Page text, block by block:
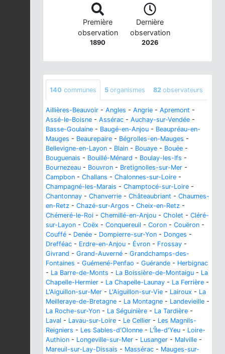
Première
observation
1890
Dernière
observation
2026
140 communes 5 organismes 82 observateurs
Aillières-Beauvoir - Angles - Angrie - Apremont -
Assé-le-Boisne - Assérac - Auchay-sur-Vendée -
Basse-Goulaine - Baugé-en-Anjou - Beaupréau-en-
Mauges - Beaurepaire - Bégrolles-en-Mauges -
Bellevigne-en-Layon - Blain - Bouaye - Bouée -
Bouguenais - Bouillé-Ménard - Boulay-les-Ifs -
Bournezeau - Bouvron - Bretignolles-sur-Mer -
Campbon - Challans - Chalonnes-sur-Loire -
Champagné-les-Marais - Champtocé-sur-Loire -
Chantonnay - Chanverrie - Châteaubriant - Chaumes-
en-Retz - Chazé-sur-Argos - Cheix-en-Retz -
Chémeré-le-Roi - Chemillé-en-Anjou - Cholet - Cléré-
sur-Layon - Coëx - Conquereuil - Coron - Couëron -
Couffé - Denée - Dompierre-sur-Yon - Donges -
Drefféac - Erdre-en-Anjou - Évron - Frossay -
Givrand - Grand-Auverné - Grandchamps-des-
Fontaines - Guémené-Penfao - Guérande - Herbignac
- La Barre-de-Monts - La Boissière-de-Montaigu - La
Chapelle-Hermier - La Chapelle-Launay - La Ferrière -
L'Aiguillon-sur-Mer - L'Aiguillon-sur-Vie - Lairoux - La
Meilleraye-de-Bretagne - La Montagne - Landevieille -
La Roche-sur-Yon - La Séguinière - La Tardière -
Laval - Lavau-sur-Loire - Le Cellier - Les Magnils-
Reigniers - Les Sables-d'Olonne - L'Île-d'Yeu - Loire-
Authion - Longeville-sur-Mer - Lusanger - Malville -
Mareuil-sur-Lay-Dissais - Massérac - Mauges-sur-